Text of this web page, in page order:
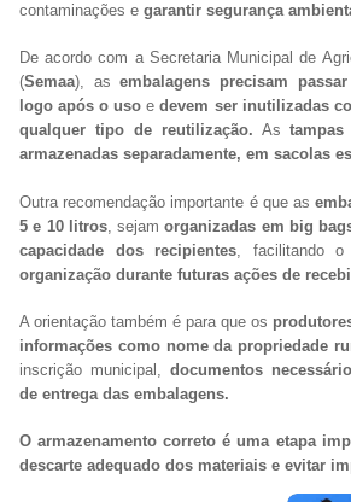
contaminações e garantir segurança
De acordo com a Secretaria Municipal de
(Semaa), asembalagens precisam
logo após o usoedevem ser inutilizadas
qualquer tipo de reutilização. Astampas
armazenadas separadamente, em sacolas
Outra recomendação importante é que as
5 e 10 litros, sejam organizadas em big
capacidade dos recipientes , facilitando o
organização durante futuras ações de
A orientação também é para que os
informações como nome da propriedade
inscrição municipal, documentos
de entrega das embalagens.
O armazenamento correto é uma etapa
descarte adequado dos materiais e evitar